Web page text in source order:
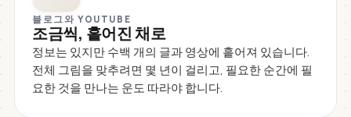
블로그와 YOUTUBE
조금씩, 흩어진 채로
정보는 있지만 수백 개의 글과 영상에 흩어져 있습니다.
전체 그림을 맞추려면 몇 년이 걸리고, 필요한 순간에 필
요한 것을 만나는 운도 따라야 합니다.